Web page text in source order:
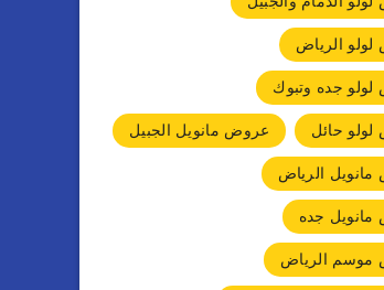
الرياض
جده وتبوك
حائل
عروض مانويل الجبيل
الرياض
جده
الرياض